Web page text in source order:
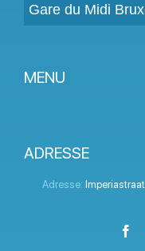
Gare du Midi
MENU
Tarifs
Espace Client
ADRESSE
Adresse: